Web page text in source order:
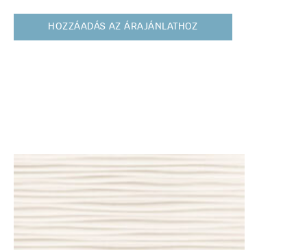
HOZZÁADÁS AZ ÁRAJÁNLATHOZ